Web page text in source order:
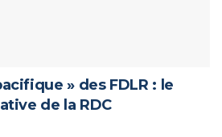
» des FDLR : le
de la RDC